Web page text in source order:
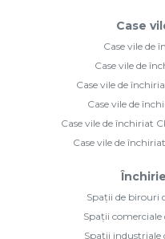
Case
Case vile de
Case vile de
Case vile de
Case vile de
Case vile de închiriat
Case vile de
Spații de birouri
Spații
Spații industriale